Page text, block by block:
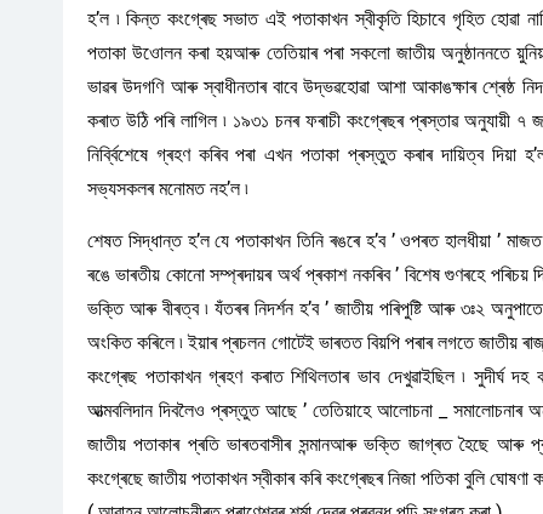
হ’ল ৷ কিন্ত কংগ্ৰেছ সভাত এই পতাকাখন স্বীকৃতি হিচাবে গৃহিত হোৱা
পতাকা উওোলন কৰা হয়আৰু তেতিয়াৰ পৰা সকলো জাতীয় অনুষ্ঠাননতে
ভাৱৰ উদগণি আৰু স্বাধীনতাৰ বাবে উদ্ভৱহোৱা আশা আকাঙক্ষাৰ শ্ৰেষ্ঠ
কৰাত উঠি পৰি লাগিল ৷ ১৯৩১ চনৰ ফৰাচী কংগ্ৰেছৰ প্ৰস্তাৱ অনুযায়ী
নিৰ্ব্বিশেষে গ্ৰহণ কৰিব পৰা এখন পতাকা প্ৰস্তুত কৰাৰ দায়িত্ব
সভ্যসকলৰ মনোমত নহ’ল ৷
শেষত সিদ্ধান্ত হ’ল যে পতাকাখন তিনি ৰঙৰে হ’ব ’ ওপৰত হালধীয়া ’
ৰঙে ভাৰতীয় কোনো সম্প্ৰদায়ৰ অৰ্থ প্ৰকাশ নকৰিব ’ বিশেষ গুণৰহে
ভক্তি আৰু বীৰত্ব ৷ যঁতৰৰ নিদৰ্শন হ’ব ’ জাতীয় পৰিপুষ্টি আৰু ৩ঃ২
অংকিত কৰিলে ৷ ইয়াৰ প্ৰচলন গোটেই ভাৰতত বিয়পি পৰাৰ লগতে জাতীয়
কংগ্ৰেছ পতাকাখন গ্ৰহণ কৰাত শিথিলতাৰ ভাব দেখুৱাইছিল ৷ সুদীৰ্ঘ
আত্মবলিদান দিবলৈও প্ৰস্তুত আছে ’ তেতিয়াহে আলোচনা _ সমালোচনাৰ
জাতীয় পতাকাৰ প্ৰতি ভাৰতবাসীৰ সন্মানআৰু ভক্তি জাগ্ৰত হৈছে আৰু
কংগ্ৰেছে জাতীয় পতাকাখন স্বীকাৰ কৰি কংগ্ৰেছৰ নিজা পতিকা বুলি ঘোষণা